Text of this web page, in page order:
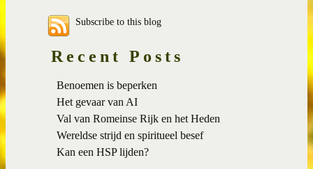
Subscribe to this blog
Recent Posts
Benoemen is beperken
Het gevaar van AI
Val van Romeinse Rijk en het Heden
Wereldse strijd en spiritueel besef
Kan een HSP lijden?